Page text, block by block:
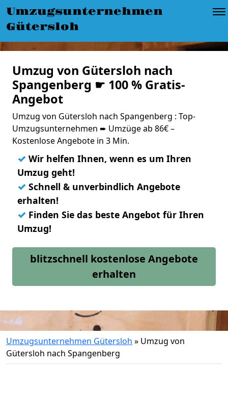
Umzugsunternehmen
Gütersloh
Umzug von Gütersloh nach
Spangenberg ☛ 100 % Gratis-
Angebot
Umzug von Gütersloh nach Spangenberg : Top-
Umzugsunternehmen ➨ Umzüge ab 86€ –
Kostenlose Angebote in 3 Min.
✓ Wir helfen Ihnen, wenn es um Ihren
Umzug geht!
✓ Schnell & unverbindlich Angebote
erhalten!
✓ Finden Sie das beste Angebot für Ihren
Umzug!
blitzschnell kostenlose Angebote
erhalten
Umzugsunternehmen Gütersloh » Umzug von
Gütersloh nach Spangenberg